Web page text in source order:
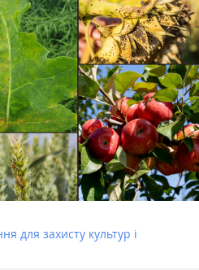
для захисту культур і